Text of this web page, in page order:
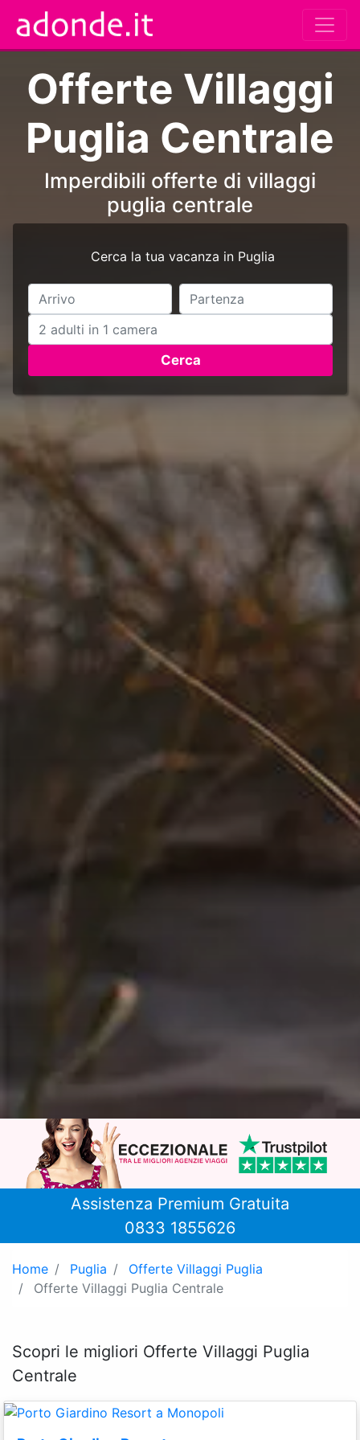
Offerte Villaggi
Puglia Centrale
Imperdibili offerte di villaggi
puglia centrale
Cerca la tua vacanza in Puglia
Cerca
Assistenza Premium Gratuita
0833 1855626
Home Puglia
Offerte Villaggi Puglia
Offerte Villaggi Puglia Centrale
Scopri le migliori Offerte Villaggi Puglia
Centrale